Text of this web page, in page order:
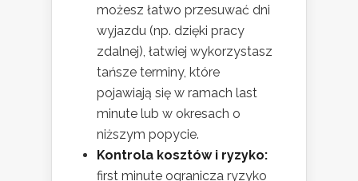
możesz łatwo przesuwać dni
wyjazdu (np. dzięki pracy
zdalnej), łatwiej wykorzystasz
tańsze terminy, które
pojawiają się w ramach last
minute lub w okresach o
niższym popycie.
Kontrola kosztów i ryzyko:
first minute ogranicza ryzyko